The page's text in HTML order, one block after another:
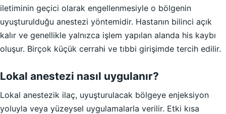
iletiminin geçici olarak engellenmesiyle o bölgenin
uyuşturulduğu anestezi yöntemidir. Hastanın bilinci açık
kalır ve genellikle yalnızca işlem yapılan alanda his kaybı
oluşur. Birçok küçük cerrahi ve tıbbi girişimde tercih edilir.
Lokal anestezi nasıl uygulanır?
Lokal anestezik ilaç, uyuşturulacak bölgeye enjeksiyon
yoluyla veya yüzeysel uygulamalarla verilir. Etki kısa